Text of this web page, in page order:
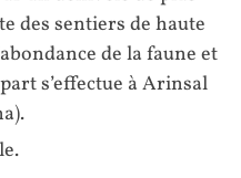
des sentiers de haute
de la faune et
s’effectue à Arinsal